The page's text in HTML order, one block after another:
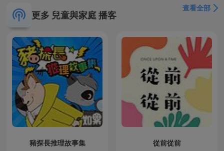
更多 兒童與家庭 播客
查看全部
豬探長推理故事集 從前從前